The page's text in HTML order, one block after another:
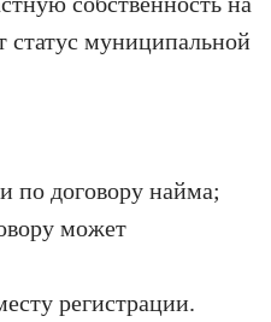
статус муниципальной
по договору найма;
может
регистрации.